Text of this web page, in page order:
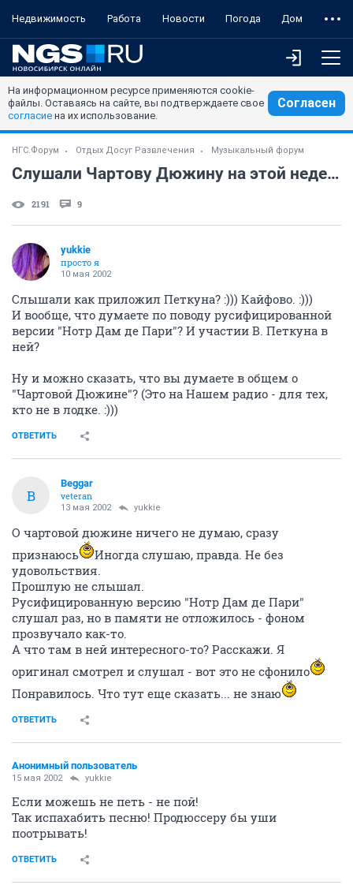
Недвижимость Работа Новости Погода Дом
На информационном ресурсе применяются cookie-
файлы. Оставаясь на сайте, вы подтверждаете свое
согласие на их использование.
Согласен
НГС.Форум Отдых Досуг Развлечения Музыкальный форум
Слушали Чартову Дюжину на этой неделе?
2191 9
yukkie
просто я
10 мая 2002
Слышали как приложил Петкуна? :))) Кайфово. :)))
И вообще, что думаете по поводу русифицированной
версии "Нотр Дам де Пари"? И участии В. Петкуна в
ней?
Ну и можно сказать, что вы думаете в общем о
"Чартовой Дюжине"? (Это на Нашем радио - для тех,
кто не в лодке. :)))
ОТВЕТИТЬ
B
Beggar
veteran
13 мая 2002 yukkie
О чартовой дюжине ничего не думаю, сразу
признаюсь
Иногда слушаю, правда. Не без
удовольствия.
Прошлую не слышал.
Русифицированную версию "Нотр Дам де Пари"
слушал раз, но в памяти не отложилось - фоном
прозвучало как-то.
А что там в ней интересного-то? Расскажи. Я
оригинал смотрел и слушал - вот это не сфонило
Понравилось. Что тут еще сказать... не знаю
ОТВЕТИТЬ
Анонимный пользователь
15 мая 2002 yukkie
Если можешь не петь - не пой!
Так испахабить песню! Продюссеру бы уши
поотрывать!
ОТВЕТИТЬ